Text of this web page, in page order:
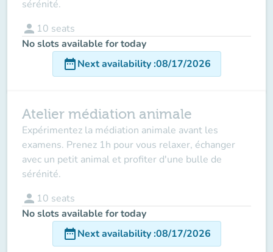
sérénité.
person 10 seats
No slots available for today
date_rangeNext availability:08/17/2026
Atelier médiation animale
Expérimentez la médiation animale avant les
examens. Prenez 1h pour vous relaxer, échanger
avec un petit animal et profiter d'une bulle de
sérénité.
person 10 seats
No slots available for today
date_rangeNext availability:08/17/2026